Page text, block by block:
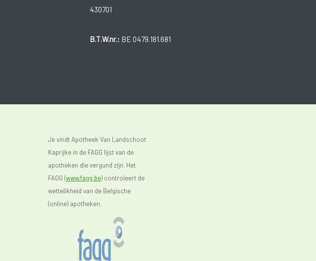
430701
B.T.W.nr.: BE 0479.181.681
Je vindt Apotheek Van Landschoot
Kaprijke in de FAGG lijst van de
apotheken die vergund zijn. Het
FAGG (www.fagg.be) controleert de
wettelikheid van de Belgische
(online) apotheken.